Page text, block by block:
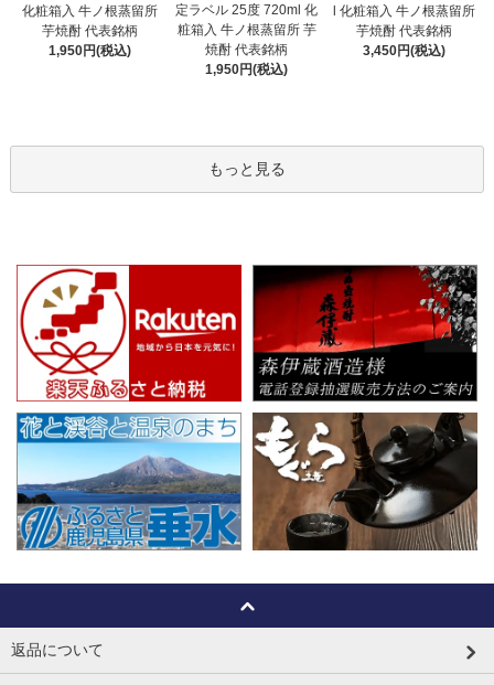
化粧箱入 牛ノ根蒸留所
芋焼酎 代表銘柄
1,950円(税込)
定ラベル 25度 720ml 化
粧箱入 牛ノ根蒸留所 芋
焼酎 代表銘柄
1,950円(税込)
l 化粧箱入 牛ノ根蒸留所
芋焼酎 代表銘柄
3,450円(税込)
もっと見る
返品について